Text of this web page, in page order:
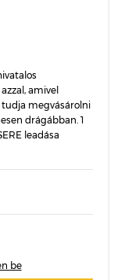
amivel
megvásárolni
drágábban. 1
leadása
be